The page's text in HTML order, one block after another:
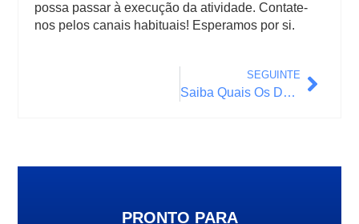
possa passar à execução da atividade. Contate-
nos pelos canais habituais! Esperamos por si.
SEGUINTE
Saiba Quais Os Documentos Necessários Para A Venda Do Seu Imóvel!
PRONTO PARA